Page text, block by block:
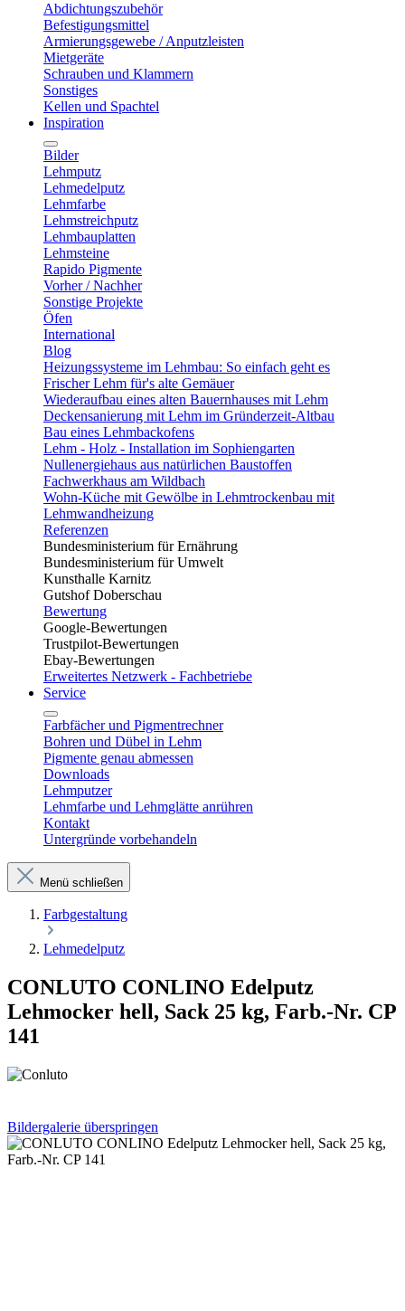
Abdichtungszubehör
Befestigungsmittel
Armierungsgewebe / Anputzleisten
Mietgeräte
Schrauben und Klammern
Sonstiges
Kellen und Spachtel
Inspiration
Bilder
Lehmputz
Lehmedelputz
Lehmfarbe
Lehmstreichputz
Lehmbauplatten
Lehmsteine
Rapido Pigmente
Vorher / Nachher
Sonstige Projekte
Öfen
International
Blog
Heizungssysteme im Lehmbau: So einfach geht es
Frischer Lehm für's alte Gemäuer
Wiederaufbau eines alten Bauernhauses mit Lehm
Deckensanierung mit Lehm im Gründerzeit-Altbau
Bau eines Lehmbackofens
Lehm - Holz - Installation im Sophiengarten
Nullenergiehaus aus natürlichen Baustoffen
Fachwerkhaus am Wildbach
Wohn-Küche mit Gewölbe in Lehmtrockenbau mit
Lehmwandheizung
Referenzen
Bundesministerium für Ernährung
Bundesministerium für Umwelt
Kunsthalle Karnitz
Gutshof Doberschau
Bewertung
Google-Bewertungen
Trustpilot-Bewertungen
Ebay-Bewertungen
Erweitertes Netzwerk - Fachbetriebe
Service
Farbfächer und Pigmentrechner
Bohren und Dübel in Lehm​
Pigmente genau abmessen
Downloads
Lehmputzer
Lehmfarbe und Lehmglätte anrühren
Kontakt
Untergründe vorbehandeln
Menü schließen
Farbgestaltung
Lehmedelputz
CONLUTO CONLINO Edelputz
Lehmocker hell, Sack 25 kg, Farb.-Nr. CP
141
Bildergalerie überspringen